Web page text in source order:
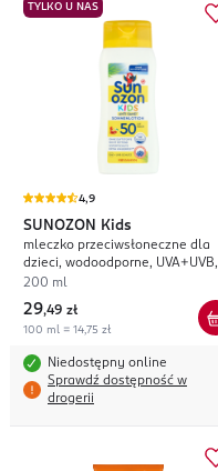
TYLKO U NAS
4,9
SUNOZON Kids
mleczko przeciwsłoneczne dla
dzieci, wodoodporne, UVA+UVB,
SPF 50;
200 ml
29,49 zł
100 ml = 14,75 zł
Niedostępny online
Sprawdź dostępność w
drogerii